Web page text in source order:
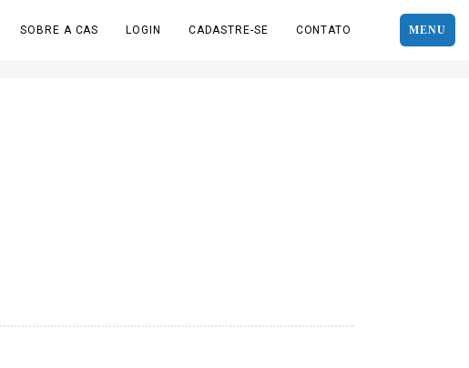
MENU
SOBRE A CAS LOGIN CADASTRE-SE CONTATO